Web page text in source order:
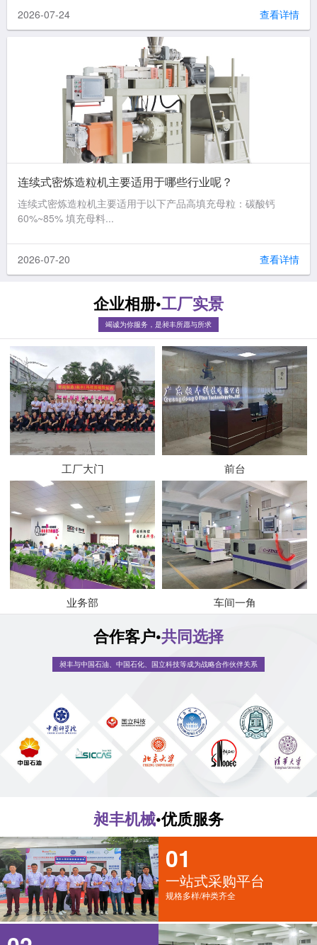
2026-07-24 查看详情
连续式密炼造粒机主要适用于哪些行业呢？
连续式密炼造粒机主要适用于以下产品高填充母粒：碳酸钙
60%~85% 填充母料...
2026-07-20 查看详情
企业相册•工厂实景
竭诚为你服务，是昶丰所愿与所求
工厂大门 前台
业务部 车间一角
合作客户•共同选择
昶丰与中国石油、中国石化、国立科技等成为战略合作伙伴关系
昶丰机械•优质服务
01
一站式采购平台
规格多样/种类齐全